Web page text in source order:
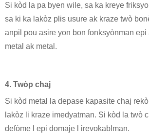
Si kòd la pa byen wile, sa ka kreye
sa ki ka lakòz plis usure ak kraze twò
anpil pou asire yon bon fonksyònman epi
metal ak metal.
4. Twòp chaj
Si kòd metal la depase kapasite chaj
lakòz li kraze imedyatman. Si kòd la twò
defòme l epi domaje l irevokablman.